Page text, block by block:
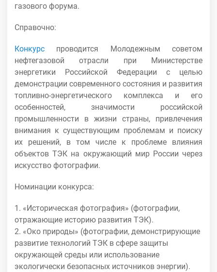
газового форума.
Справочно:
Конкурс проводится Молодежным советом
нефтегазовой отрасли при Министерстве
энергетики Российской Федерации с целью
демонстрации современного состояния и развития
топливно-энергетического комплекса и его
особенностей, значимости российской
промышленности в жизни страны, привлечения
внимания к существующим проблемам и поиску
их решений, в том числе к проблеме влияния
объектов ТЭК на окружающий мир России через
искусство фотографии.
Номинации конкурса:
1. «Историческая фотография» (фотографии,
отражающие историю развития ТЭК).
2. «Око природы» (фотографии, демонстрирующие
развитие технологий ТЭК в сфере защиты
окружающей среды или использование
экологически безопасных источников энергии).